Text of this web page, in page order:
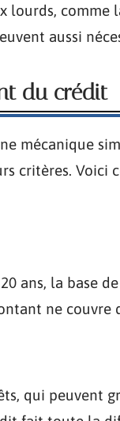
lourds,
aussi
du crédit
mécanique
critères. Voici
ans, la base
ne couvre
qui peuvent